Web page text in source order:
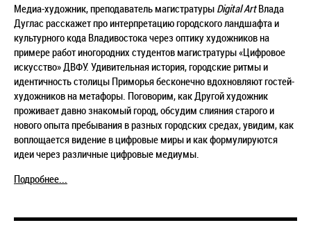
Медиа-художник, преподаватель магистратуры Digital ArtВлада
Дуглас расскажет про интерпретацию городского ландшафта и
культурного кода Владивостока через оптику художников на
примере работ иногородних студентов магистратуры «Цифровое
искусство» ДВФУ. Удивительная история, городские ритмы и
идентичность столицы Приморья бесконечно вдохновляют гостей-
художников на метафоры. Поговорим, как Другой художник
проживает давно знакомый город, обсудим слияния старого и
нового опыта пребывания в разных городских средах, увидим, как
воплощается видение в цифровые миры и как формулируются
идеи через различные цифровые медиумы.
Подробнее...